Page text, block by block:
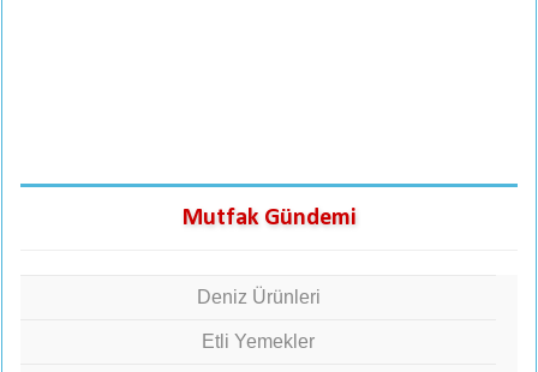
Mutfak Gündemi
Deniz Ürünleri
Etli Yemekler